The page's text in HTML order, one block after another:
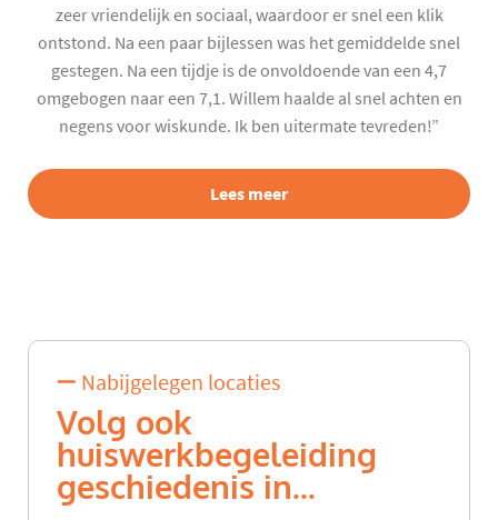
zeer vriendelijk en sociaal, waardoor er snel een klik
ontstond. Na een paar bijlessen was het gemiddelde snel
gestegen. Na een tijdje is de onvoldoende van een 4,7
omgebogen naar een 7,1. Willem haalde al snel achten en
negens voor wiskunde. Ik ben uitermate tevreden!”
Lees meer
Nabijgelegen locaties
Volg ook
huiswerkbegeleiding
geschiedenis in...